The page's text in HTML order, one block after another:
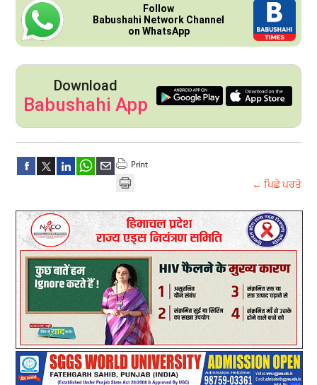
Follow
Babushahi Network Channel
on WhatsApp
Download
Babushahi App
← ਪਿਛੇ ਪਰਤੋ